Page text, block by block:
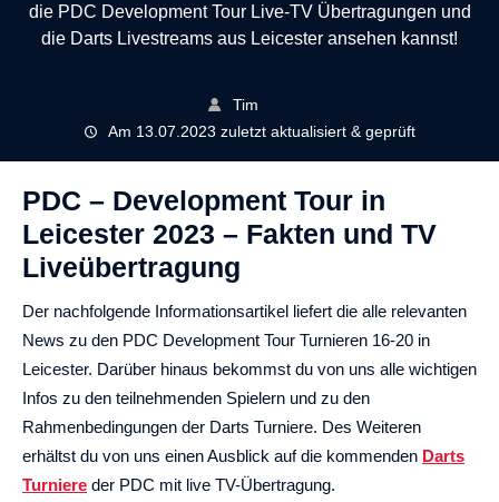
die PDC Development Tour Live-TV Übertragungen und
die Darts Livestreams aus Leicester ansehen kannst!
Tim
Am 13.07.2023 zuletzt aktualisiert & geprüft
PDC – Development Tour in
Leicester 2023 – Fakten und TV
Liveübertragung
Der nachfolgende Informationsartikel liefert die alle relevanten
News zu den PDC Development Tour Turnieren 16-20 in
Leicester. Darüber hinaus bekommst du von uns alle wichtigen
Infos zu den teilnehmenden Spielern und zu den
Rahmenbedingungen der Darts Turniere. Des Weiteren
erhältst du von uns einen Ausblick auf die kommenden Darts
Turniere der PDC mit live TV-Übertragung.